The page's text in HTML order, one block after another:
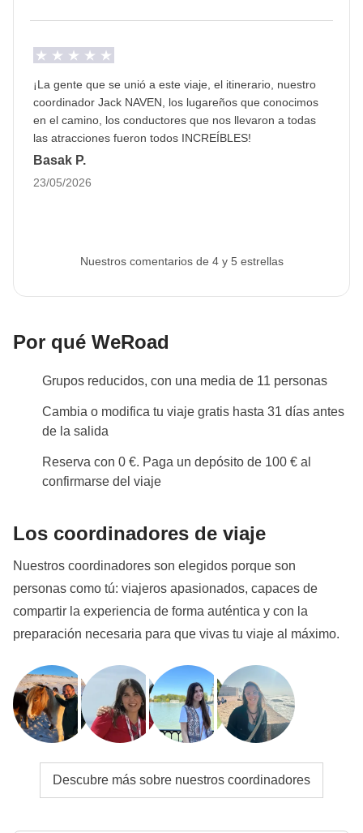
coordinador.
¡La gente que se unió a este viaje, el itinerario, nuestro
coordinador Jack NAVEN, los lugareños que conocimos
en el camino, los conductores que nos llevaron a todas
las atracciones fueron todos INCREÍBLES!
Basak P.
23/05/2026
Nuestros comentarios de 4 y 5 estrellas
Por qué WeRoad
Grupos reducidos, con una media de 11 personas
Cambia o modifica tu viaje gratis hasta 31 días antes
de la salida
Reserva con 0 €. Paga un depósito de 100 € al
confirmarse del viaje
Los coordinadores de viaje
Nuestros coordinadores son elegidos porque son
personas como tú: viajeros apasionados, capaces de
compartir la experiencia de forma auténtica y con la
preparación necesaria para que vivas tu viaje al máximo.
Descubre más sobre nuestros coordinadores